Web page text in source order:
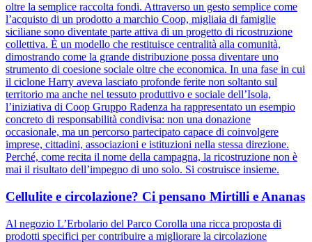
oltre la semplice raccolta fondi. Attraverso un gesto semplice come
l’acquisto di un prodotto a marchio Coop, migliaia di famiglie
siciliane sono diventate parte attiva di un progetto di ricostruzione
collettiva. È un modello che restituisce centralità alla comunità,
dimostrando come la grande distribuzione possa diventare uno
strumento di coesione sociale oltre che economica. In una fase in cui
il ciclone Harry aveva lasciato profonde ferite non soltanto sul
territorio ma anche nel tessuto produttivo e sociale dell’Isola,
l’iniziativa di Coop Gruppo Radenza ha rappresentato un esempio
concreto di responsabilità condivisa: non una donazione
occasionale, ma un percorso partecipato capace di coinvolgere
imprese, cittadini, associazioni e istituzioni nella stessa direzione.
Perché, come recita il nome della campagna, la ricostruzione non è
mai il risultato dell’impegno di uno solo. Si costruisce insieme.
Cellulite e circolazione? Ci pensano Mirtilli e Ananas
Al negozio L’Erbolario del Parco Corolla una ricca proposta di
prodotti specifici per contribuire a migliorare la circolazione